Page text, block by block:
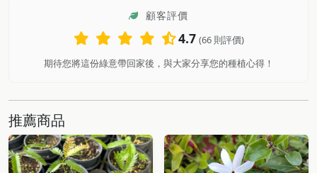
顧客評價
4.7 (66 則評價)
期待您將這份綠意帶回家後，與大家分享您的種植心得！
推薦商品